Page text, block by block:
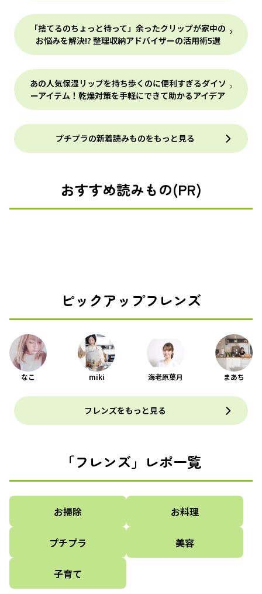
「捨てるのちょっと待って」余ったクリップが家中の
お悩みを解決!? 整理収納アドバイザーの活用術5選
あの人気保湿リップを持ち歩くのに便利すぎるダイソ
ーアイテム！乾燥対策を手軽にできて助かるアイデア
プチプラの新着読みものをもっと見る
おすすめ読みもの(PR)
ピックアップフレンズ
なこ miki 海老原葉月 まあち
フレンズをもっと見る
「フレンズ」レポ一覧
お掃除 お料理
プチプラ 美容
子育て